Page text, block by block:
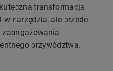
transformacja
narzędzia, ale przede
przywództwa.